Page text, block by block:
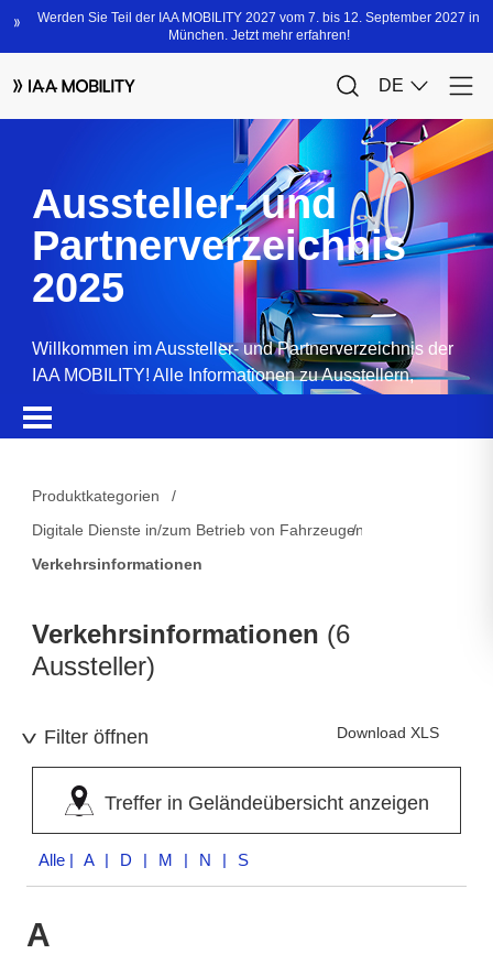
Aussteller- und
Partnerverzeichnis
2025
Willkommen im Aussteller- und Partnerverzeichnis der
IAA MOBILITY! Alle Informationen zu Ausstellern,
Produktkategorien
Digitale Dienste in/zum Betrieb von Fahrzeugen
Verkehrsinformationen
Verkehrsinformationen (6
Aussteller)
Filter öffnen Download XLS
Treffer in Geländeübersicht anzeigen
Alle | A | D | M | N | S
A